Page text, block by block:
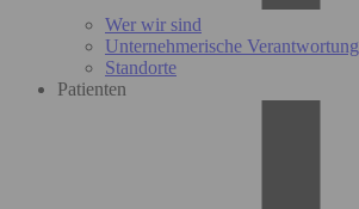
Wer wir sind
Unternehmerische Verantwortung
Standorte
Patienten